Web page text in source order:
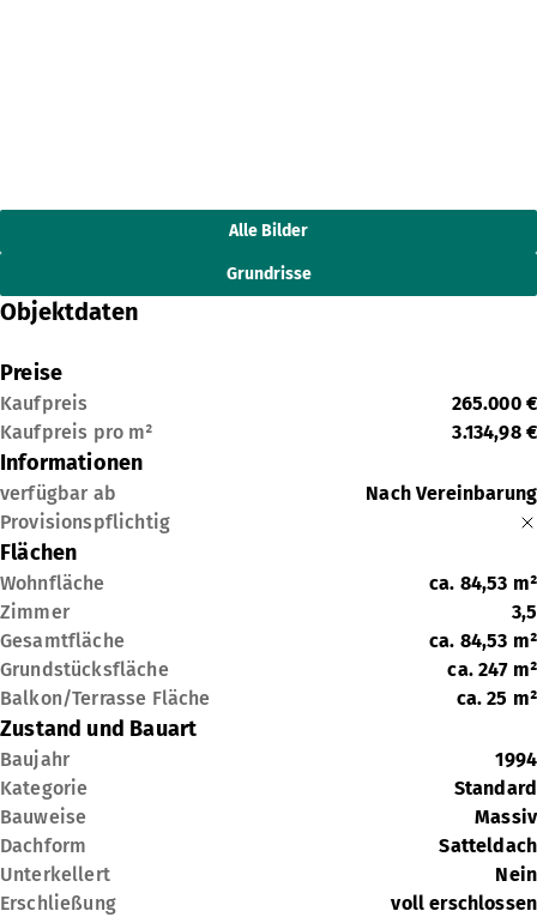
Alle Bilder
Grundrisse
Objektdaten
Preise
Kaufpreis
265.000 €
Kaufpreis pro m²
3.134,98 €
Informationen
verfügbar ab
Nach Vereinbarung
Provisionspflichtig
Flächen
Wohnfläche ca. 84,53 m²
Zimmer
3,5
Gesamtfläche
ca. 84,53 m²
Grundstücksfläche
ca. 247 m²
Balkon/Terrasse Fläche
ca. 25 m²
Zustand und Bauart
Baujahr
1994
Kategorie
Standard
Bauweise
Massiv
Dachform
Satteldach
Unterkellert
Nein
Erschließung
voll erschlossen